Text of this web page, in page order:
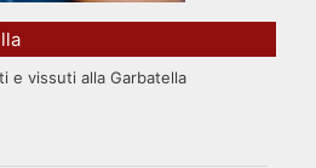
e vissuti alla Garbatella